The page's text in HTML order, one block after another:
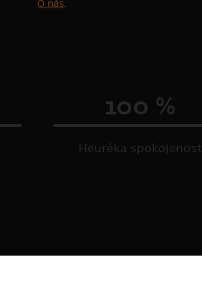
O nás.
100 %
Heuréka spokojenost